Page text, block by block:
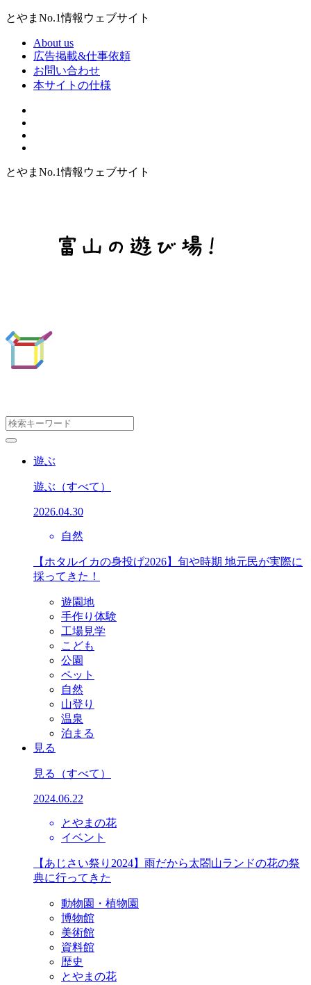
とやまNo.1情報ウェブサイト
About us
広告掲載&仕事依頼
お問い合わせ
本サイトの仕様
とやまNo.1情報ウェブサイト
遊ぶ
遊ぶ （すべて）
2026.04.30
自然
【ホタルイカの身投げ2026】旬や時期 地元民が実際に
採ってきた！
遊園地
手作り体験
工場見学
こども
公園
ペット
自然
山登り
温泉
泊まる
見る
見る （すべて）
2024.06.22
とやまの花
イベント
【あじさい祭り2024】雨だから太閤山ランドの花の祭
典に行ってきた
動物園・植物園
博物館
美術館
資料館
歴史
とやまの花